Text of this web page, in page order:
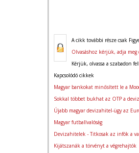
A cikk további része csak
Olvasáshoz kérjük, adja
Kérjük, olvassa a szabadon
Kapcsolódó cikkek
Magyar bankokat minősített le a
Sokkal többet bukhat az OTP a
Újabb magyar devizahitel-ügy az
Magyar futballvalóság
Devizahitelek - Titkosak az infók a
Kijátszanák a törvényt a végrehajtók